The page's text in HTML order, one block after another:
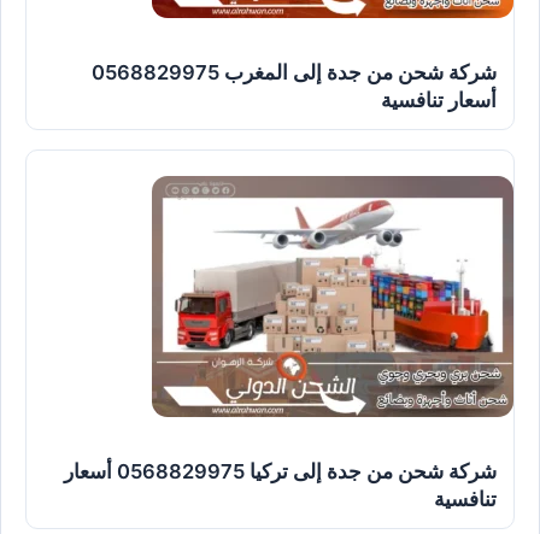
شركة شحن من جدة إلى المغرب 0568829975
أسعار تنافسية
شركة شحن من جدة إلى تركيا 0568829975 أسعار
تنافسية